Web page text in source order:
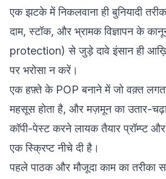
एक झटके में निकलवाना ही बुनियादी
दाम, स्टॉक, और भ्रामक विज्ञापन के
protection) से जुड़े दावे इंसान ही
पर भरोसा न करें।
एक हफ़्ते के POP बनाने में जो वक़्त
महसूस होता है, और मज़मून का उतार-
कॉपी-पेस्ट करने लायक तैयार प्रॉम्प्ट
एक स्क्रिप्ट नीचे दी है।
पहले पाठक और मौजूदा काम का तरीका